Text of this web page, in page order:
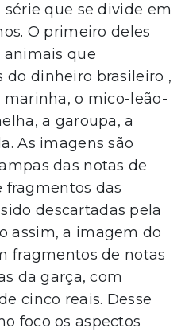
série que se divide em
O primeiro deles
animais que
do dinheiro brasileiro ,
o mico-leão-
a garoupa, a
As imagens são
das notas de
fragmentos das
descartadas pela
assim, a imagem do
fragmentos de notas
da garça, com
cinco reais. Desse
foco os aspectos